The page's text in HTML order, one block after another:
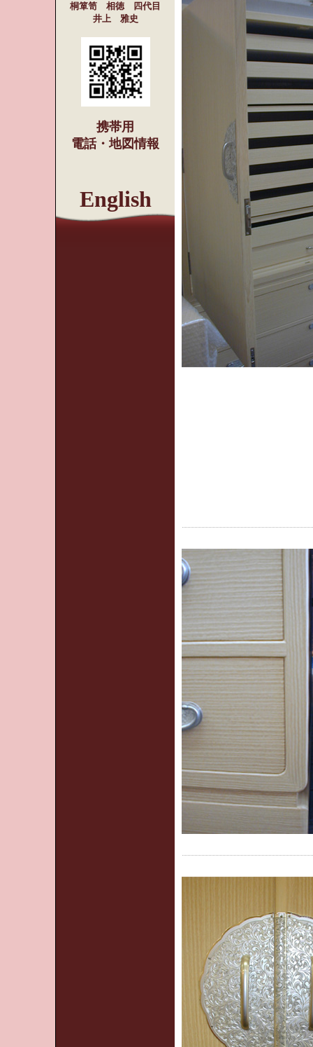
桐箪笥 相徳 四代目
井上 雅史
携帯用
電話・地図情報
English